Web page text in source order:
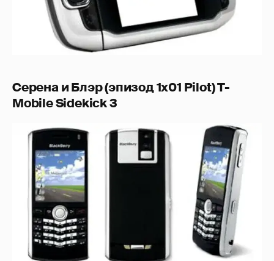
Серена и Блэр (эпизод 1x01 Pilot) T-
Mobile Sidekick 3